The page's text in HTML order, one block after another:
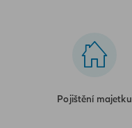
Pojištění majetku